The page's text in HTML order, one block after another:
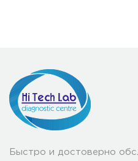
Быстро и достоверно